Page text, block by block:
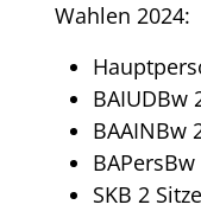
Wahlen 2024:
BAIUDBw
BAAINBw
BAPersBw
SKB 2 Sitze